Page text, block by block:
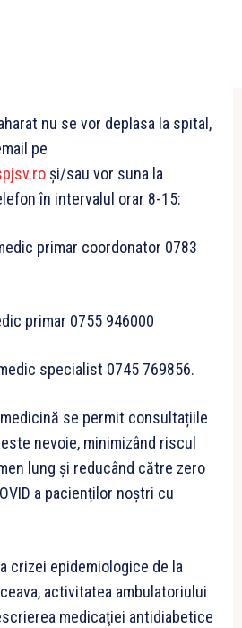
nu se vor deplasa la spital,
pe
şi/sau vor suna la
în intervalul orar 8-15:
primar coordonator 0783
primar 0755 946000
specialist 0745 769856.
se permit consultațiile
nevoie, minimizând riscul
lung şi reducând către zero
a pacienților noştri cu
crizei epidemiologice de la
activitatea ambulatoriului
medicaţiei antidiabetice